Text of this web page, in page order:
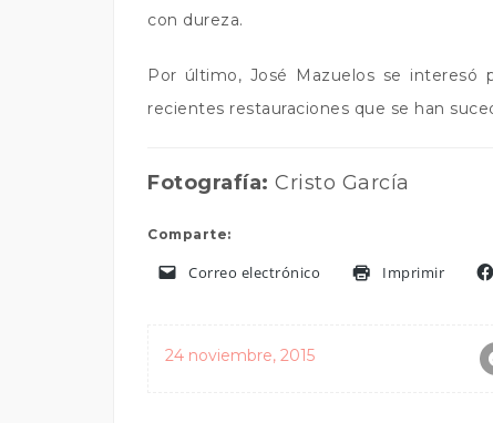
con dureza.
Por último, José Mazuelos se
recientes restauraciones que se han
Fotografía: Cristo García
Comparte:
Correo electrónico Imprimir
24 noviembre, 2015